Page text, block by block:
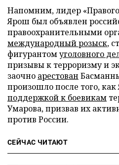
Напомним, лидер
Ярош был объявлен
правоохранительными
международный розыск,
фигурантомуголовного
призывы к терроризму и
заочно арестован
произошло после того,
поддержкой к боевикам
Умарова, призвав их
против России.
СЕЙЧАС ЧИТАЮТ